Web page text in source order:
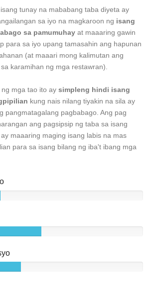
tunay na mababang taba diyeta ay
sa iyo na magkaroon ng isang
sa pamumuhay at maaaring gawin
para sa iyo upang tamasahin ang hapunan
(at maaari mong kalimutan ang
karamihan ng mga restawran).
mga tao ito ay simpleng hindi isang
kung nais nilang tiyakin na sila ay
pangmatagalang pagbabago. Ang pag
ang pagsipsip ng taba sa isang
maaaring maging isang labis na mas
para sa isang bilang ng iba't ibang mga